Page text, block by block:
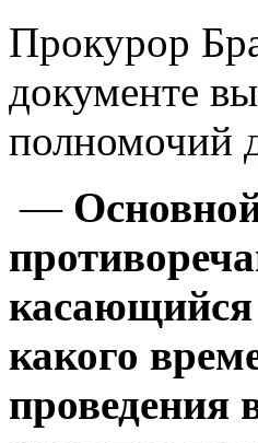
Прокурор
документе
полномочий
—
касающийся
какого
проведения